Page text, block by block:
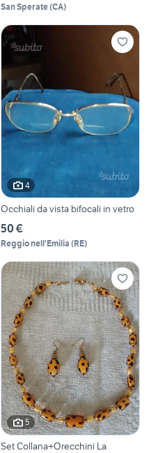
San Sperate(CA)
4
Occhiali da vista bifocali in vetro
50 €
Reggio nell'Emilia (RE)
5
Set Collana+Orecchini La